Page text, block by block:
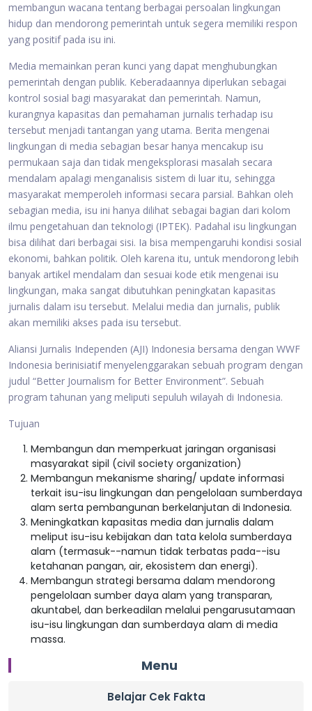
membangun wacana tentang berbagai persoalan lingkungan
hidup dan mendorong pemerintah untuk segera memiliki respon
yang positif pada isu ini.
Media memainkan peran kunci yang dapat menghubungkan
pemerintah dengan publik. Keberadaannya diperlukan sebagai
kontrol sosial bagi masyarakat dan pemerintah. Namun,
kurangnya kapasitas dan pemahaman jurnalis terhadap isu
tersebut menjadi tantangan yang utama. Berita mengenai
lingkungan di media sebagian besar hanya mencakup isu
permukaan saja dan tidak mengeksplorasi masalah secara
mendalam apalagi menganalisis sistem di luar itu, sehingga
masyarakat memperoleh informasi secara parsial. Bahkan oleh
sebagian media, isu ini hanya dilihat sebagai bagian dari kolom
ilmu pengetahuan dan teknologi (IPTEK). Padahal isu lingkungan
bisa dilihat dari berbagai sisi. Ia bisa mempengaruhi kondisi sosial
ekonomi, bahkan politik. Oleh karena itu, untuk mendorong lebih
banyak artikel mendalam dan sesuai kode etik mengenai isu
lingkungan, maka sangat dibutuhkan peningkatan kapasitas
jurnalis dalam isu tersebut. Melalui media dan jurnalis, publik
akan memiliki akses pada isu tersebut.
Aliansi Jurnalis Independen (AJI) Indonesia bersama dengan WWF
Indonesia berinisiatif menyelenggarakan sebuah program dengan
judul “Better Journalism for Better Environment”. Sebuah
program tahunan yang meliputi sepuluh wilayah di Indonesia.
Tujuan
Membangun dan memperkuat jaringan organisasi
masyarakat sipil (civil society organization)
Membangun mekanisme sharing/ update informasi
terkait isu-isu lingkungan dan pengelolaan sumberdaya
alam serta pembangunan berkelanjutan di Indonesia.
Meningkatkan kapasitas media dan jurnalis dalam
meliput isu-isu kebijakan dan tata kelola sumberdaya
alam (termasuk--namun tidak terbatas pada--isu
ketahanan pangan, air, ekosistem dan energi).
Membangun strategi bersama dalam mendorong
pengelolaan sumber daya alam yang transparan,
akuntabel, dan berkeadilan melalui pengarusutamaan
isu-isu lingkungan dan sumberdaya alam di media
massa.
Menu
Belajar Cek Fakta